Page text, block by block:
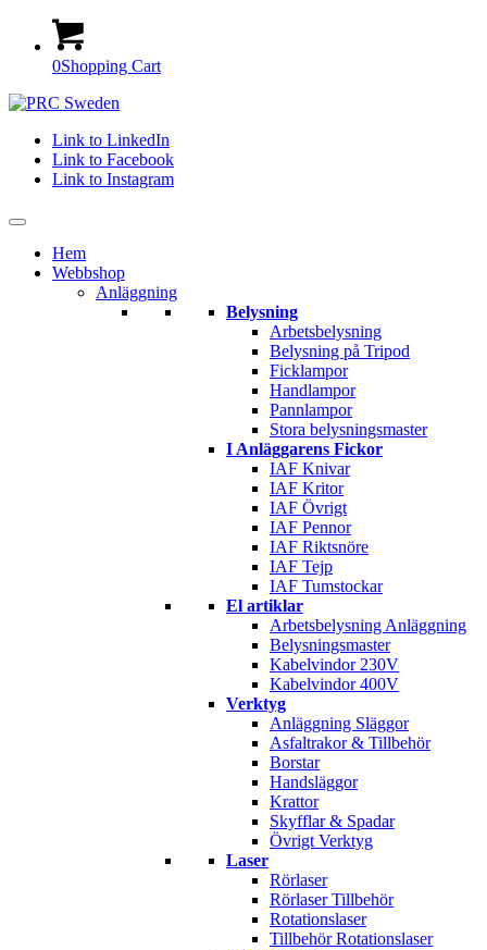
0Shopping Cart
Link to LinkedIn
Link to Facebook
Link to Instagram
Hem
Webbshop
Anläggning
Belysning
Arbetsbelysning
Belysning på Tripod
Ficklampor
Handlampor
Pannlampor
Stora belysningsmaster
I Anläggarens Fickor
IAF Knivar
IAF Kritor
IAF Övrigt
IAF Pennor
IAF Riktsnöre
IAF Tejp
IAF Tumstockar
El artiklar
Arbetsbelysning Anläggning
Belysningsmaster
Kabelvindor 230V
Kabelvindor 400V
Verktyg
Anläggning Släggor
Asfaltrakor & Tillbehör
Borstar
Handsläggor
Krattor
Skyfflar & Spadar
Övrigt Verktyg
Laser
Rörlaser
Rörlaser Tillbehör
Rotationslaser
Tillbehör Rotationslaser